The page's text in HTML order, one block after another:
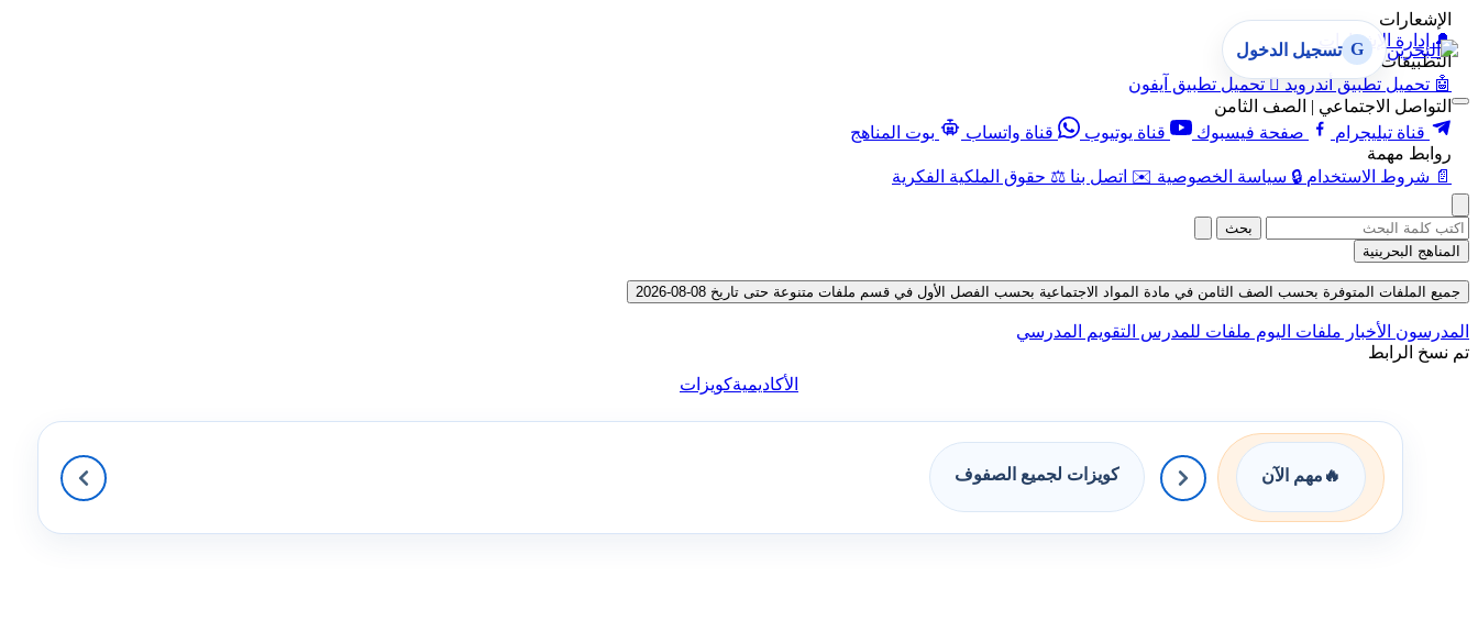
الإشعارات
🔔 إدارة الإشعارات
التطبيقات
🤖 تحميل تطبيق أندرويد  تحميل تطبيق آيفون
التواصل الاجتماعي | الصف الثامن
قناة تيليجرام
صفحة فيسبوك قناة يوتيوب قناة واتساب
بوت المناهج
روابط مهمة
📄 شروط الاستخدام 🔒 سياسة الخصوصية ✉️ اتصل بنا ⚖️ حقوق الملكية الفكرية
G تسجيل الدخول
بحث
المناهج البحرينية
جميع الملفات المتوفرة بحسب الصف الثامن في مادة المواد الاجتماعية بحسب الفصل الأول في قسم ملفات متنوعة حتى تاريخ 08-08-2026
المدرسون الأخبار ملفات اليوم ملفات للمدرس التقويم المدرسي
تم نسخ الرابط
الأكاديميةكويزات
🔥 مهم الآن كويزات لجميع الصفوف